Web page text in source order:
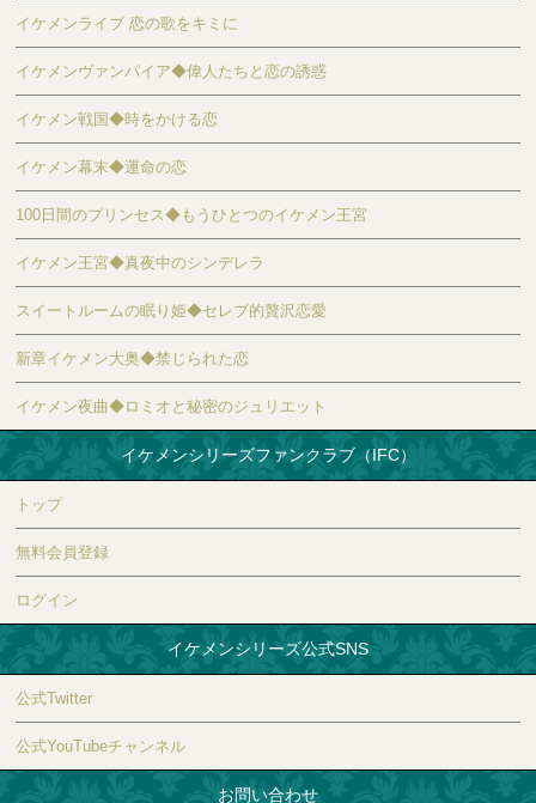
イケメンライブ 恋の歌をキミに
イケメンヴァンパイア◆偉人たちと恋の誘惑
イケメン戦国◆時をかける恋
イケメン幕末◆運命の恋
100日間のプリンセス◆もうひとつのイケメン王宮
イケメン王宮◆真夜中のシンデレラ
スイートルームの眠り姫◆セレブ的贅沢恋愛
新章イケメン大奥◆禁じられた恋
イケメン夜曲◆ロミオと秘密のジュリエット
イケメンシリーズファンクラブ（IFC）
トップ
無料会員登録
ログイン
イケメンシリーズ公式SNS
公式Twitter
公式YouTubeチャンネル
お問い合わせ